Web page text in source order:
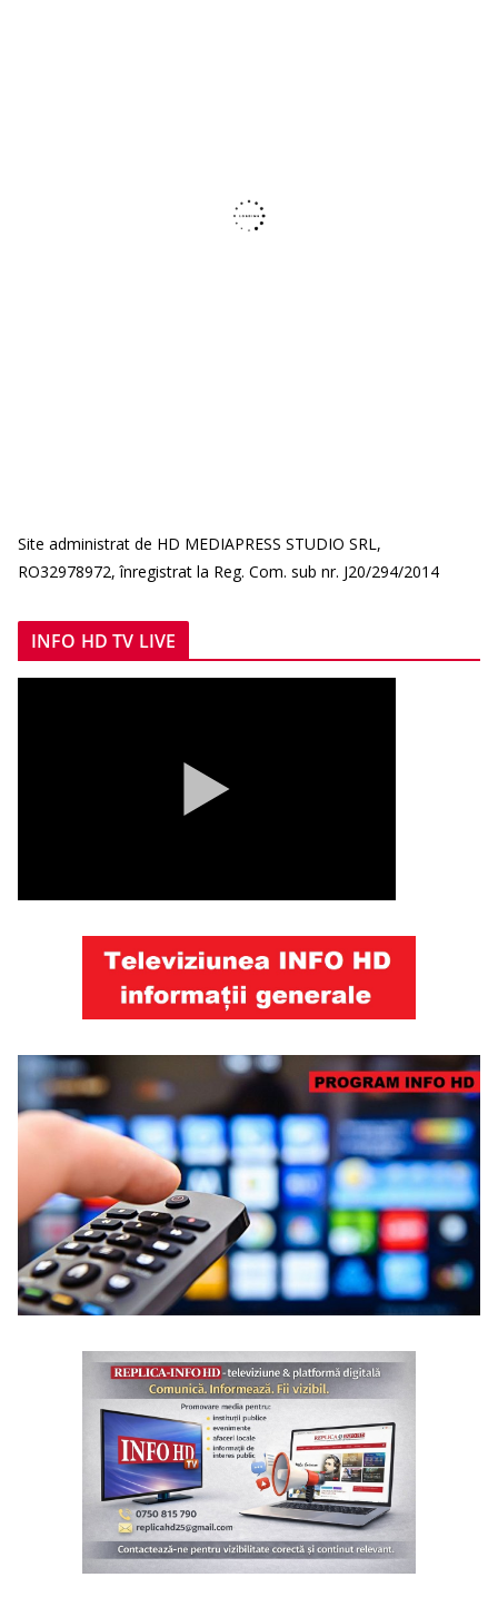
Site administrat de HD MEDIAPRESS STUDIO SRL,
RO32978972, înregistrat la Reg. Com. sub nr. J20/294/2014
INFO HD TV LIVE